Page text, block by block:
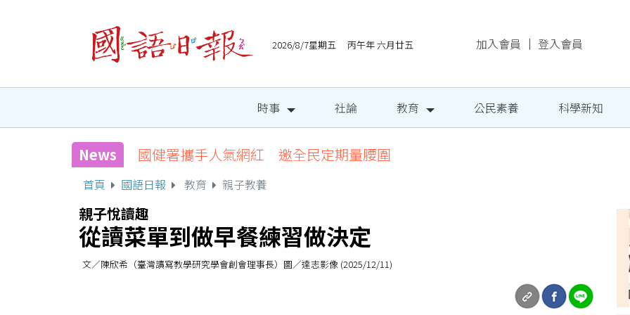
2026/8/7星期五 丙午年 六月廿五 加入會員 ｜ 登入會員
時事 社論 教育 公民素養 科學新知
News 國健署攜手人氣網紅 邀全民定期量腰圍
首頁 國語日報 教育 親子教養
親子悅讀趣
從讀菜單到做早餐練習做決定
文／陳欣希（臺灣讀寫教學研究學會創會理事長）圖／達志影像 (2025/12/11)